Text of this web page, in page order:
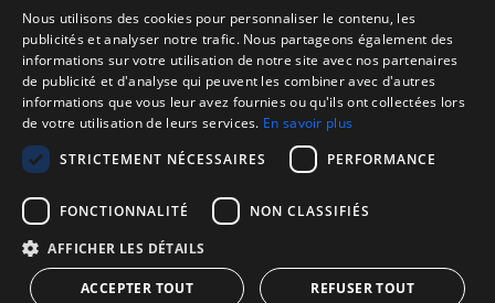
Nos affiches
Publier une offre d'emploi
Mentions Légales| Paramètres Cookies|Candidats:
CGU Politique de confidentialité et cookies
Recruteurs: CGU/CGV
et cookies
Nous utilisons des cookies pour personnaliser le contenu, les
publicités et analyser notre trafic. Nous partageons également des
informations sur votre utilisation de notre site avec nos partenaires
de publicité et d'analyse qui peuvent les combiner avec d'autres
informations que vous leur avez fournies ou qu'ils ont collectées lors
de votre utilisation de leurs services. En savoir plus
STRICTEMENT NÉCESSAIRES
PERFORMANCE
FONCTIONNALITÉ NON CLASSIFIÉS
AFFICHER LES DÉTAILS
ACCEPTER TOUT REFUSER TOUT